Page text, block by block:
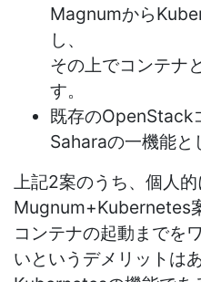
Magnumから
し、
その上でコンテナ
す。
既存のOpenStack
Saharaの一機能と
上記2案のうち、個人
Mugnum+Kubernetes
コンテナの起動までを
いというデメリットは